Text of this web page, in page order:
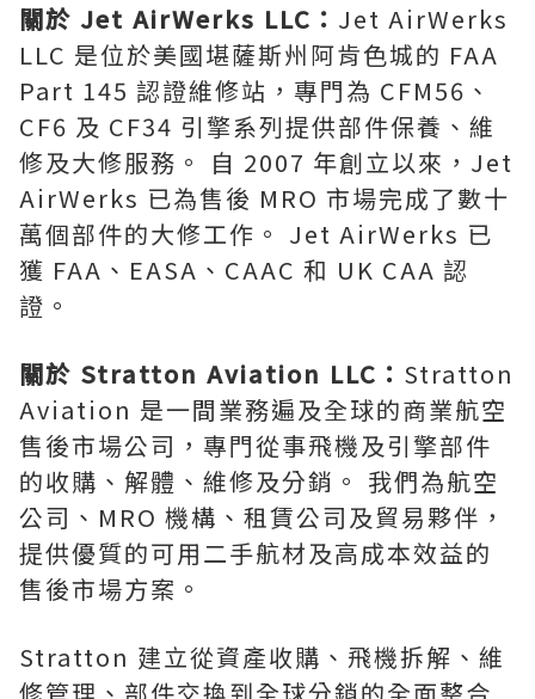
關於 Jet AirWerks LLC： Jet AirWerks
LLC 是位於美國堪薩斯州阿肯色城的 FAA
Part 145 認證維修站，專門為 CFM56、
CF6 及 CF34 引擎系列提供部件保養、維
修及大修服務。 自 2007 年創立以來，Jet
AirWerks 已為售後 MRO 市場完成了數十
萬個部件的大修工作。 Jet AirWerks 已
獲 FAA、EASA、CAAC 和 UK CAA 認
證。
關於 Stratton Aviation LLC： Stratton
Aviation 是一間業務遍及全球的商業航空
售後市場公司，專門從事飛機及引擎部件
的收購、解體、維修及分銷。 我們為航空
公司、MRO 機構、租賃公司及貿易夥伴，
提供優質的可用二手航材及高成本效益的
售後市場方案。
Stratton 建立從資產收購、飛機拆解、維